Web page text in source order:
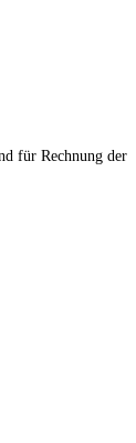
für Rechnung der